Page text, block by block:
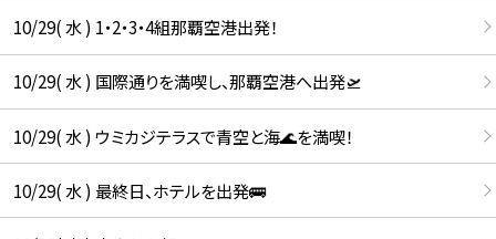
10/29( 水 ) 1・2・3・4組那覇空港出発！
10/29( 水 ) 国際通りを満喫し、那覇空港へ出発🛫
10/29( 水 ) ウミカジテラスで青空と海🌊を満喫！
10/29( 水 ) 最終日、ホテルを出発🚌